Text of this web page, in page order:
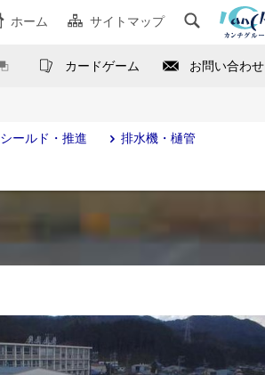
ホーム サイトマップ
カードゲーム お問い合わせ
シールド・推進 排水機・樋管